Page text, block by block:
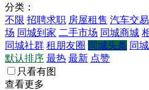
分类：
不限 招聘求职 房屋租售 汽车交易
场 同城到家 二手市场 同城商城
同城社群 租朋友圈 同城头条 同
默认排序 最热 最新 点赞
只看有图
查看更多